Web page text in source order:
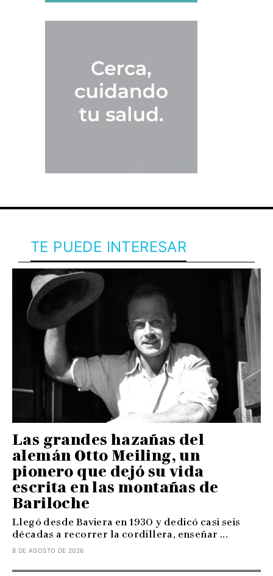
TE PUEDE INTERESAR
Las grandes hazañas del
alemán Otto Meiling, un
pionero que dejó su vida
escrita en las montañas de
Bariloche
Llegó desde Baviera en 1930 y dedicó casi seis
décadas a recorrer la cordillera, enseñar ...
8 DE AGOSTO DE 2026